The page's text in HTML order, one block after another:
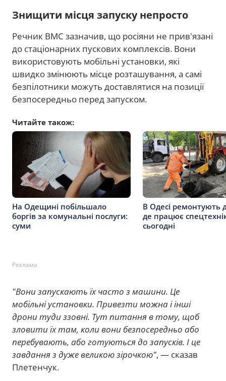
Знищити місця запуску непросто
Речник ВМС зазначив, що росіяни не прив'язані
до стаціонарних пускових комплексів. Вони
використовують мобільні установки, які
швидко змінюють місце розташування, а самі
безпілотники можуть доставлятися на позиції
безпосередньо перед запуском.
Читайте також:
На Одещині побільшало
боргів за комунальні послуги:
суми
В Одесі ремонтують
де працює
сьогодні
Реклама
"Вони запускають їх часто з машини. Це
мобільні установки. Привезти можна і інші
дрони туди ззовні. Тут питання в тому, щоб
зловити їх там, коли вони безпосередньо або
перебувають, або готуються до запусків. І це
завдання з дуже великою зірочкою", — сказав
Плетенчук.